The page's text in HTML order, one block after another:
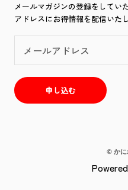
メールマガジンの登録をしてい
アドレスにお得情報を配信いた
申し込む
© かに